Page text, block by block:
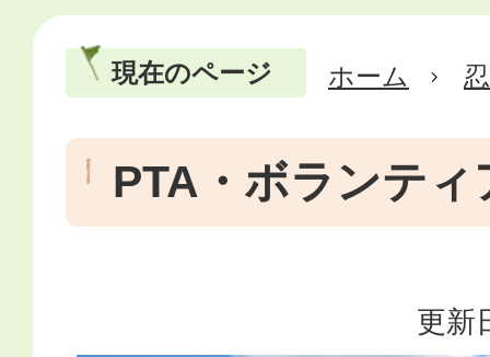
現在のページ ホーム
PTA・ボランティ
更新